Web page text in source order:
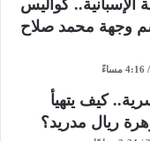
كواليس
وجهة محمد صلاح
كيف يتهيأ
ريال مدريد؟